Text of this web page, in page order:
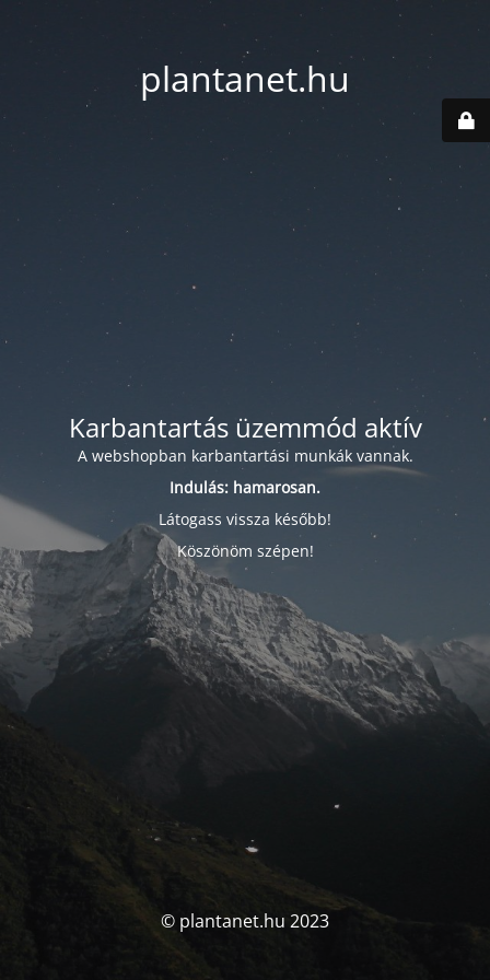
plantanet.hu
Karbantartás üzemmód aktív
A webshopban karbantartási munkák vannak.
Indulás: hamarosan.
Látogass vissza később!
Köszönöm szépen!
© plantanet.hu 2023